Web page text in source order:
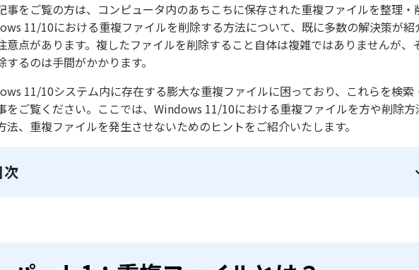
事をご覧の方は、コンピュータ内のあちこちに保存された重複ファイルを整理・
11/10における重複ファイルを削除する方法について、既に多数の解決策が
意点があります。複したファイルを削除すること自体は複雑ではありませんが
するのは手間がかかります。
11/10システム内に存在する膨大な重複ファイルに困っており、これらを検
をご覧ください。ここでは、Windows 11/10における重複ファイルを方や削除
法、重複ファイルを発生させないためのヒントをご紹介いたします。
次